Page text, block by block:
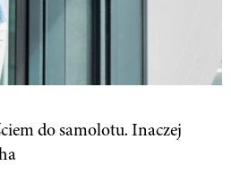
do samolotu. Inaczej